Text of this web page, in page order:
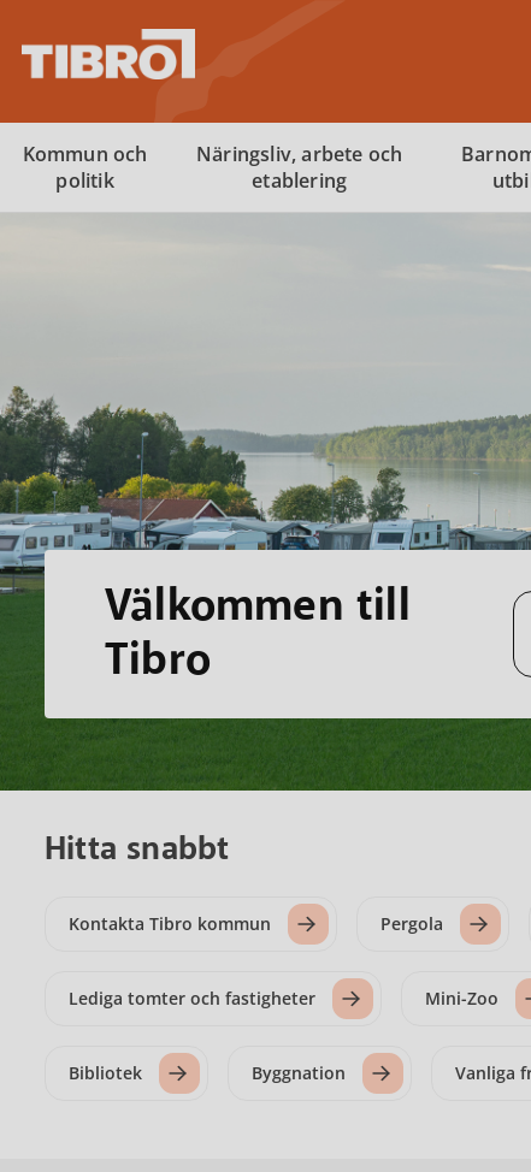
Kommun och
politik
Näringsliv, arbete och
etablering
Välkommen till
Tibro
Sök
Hitta snabbt
Kontakta Tibro kommun Pergola
Lediga tomter och fastigheter Mini-Zoo
Bibliotek Byggnation Vanliga